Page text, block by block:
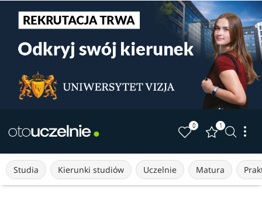
0 1
Studia Kierunki studiów Uczelnie Matura